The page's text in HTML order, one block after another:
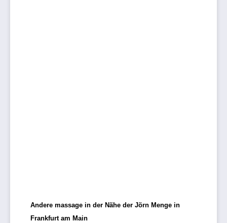
Andere massage in der Nähe der Jörn Menge in
Frankfurt am Main